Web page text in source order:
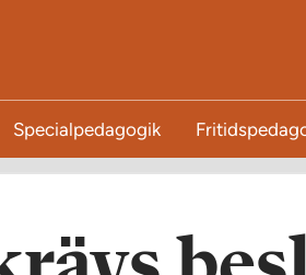
Specialpedagogik